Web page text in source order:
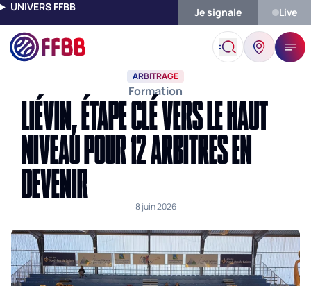
UNIVERS FFBB Je signale Live
Accueil Actualités Liévin, Étape Clé Vers Le
ARBITRAGE
Formation
LIÉVIN, ÉTAPE CLÉ VERS LE HAUT
NIVEAU POUR 12 ARBITRES EN
DEVENIR
8 juin 2026